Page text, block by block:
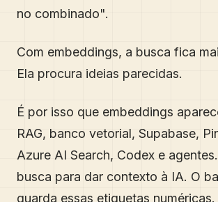
no combinado".
Com embeddings, a busca fica
Ela procura ideias parecidas.
É por isso que embeddings
RAG, banco vetorial, Supabase,
Azure AI Search, Codex e
busca para dar contexto à IA. O
guarda essas etiquetas